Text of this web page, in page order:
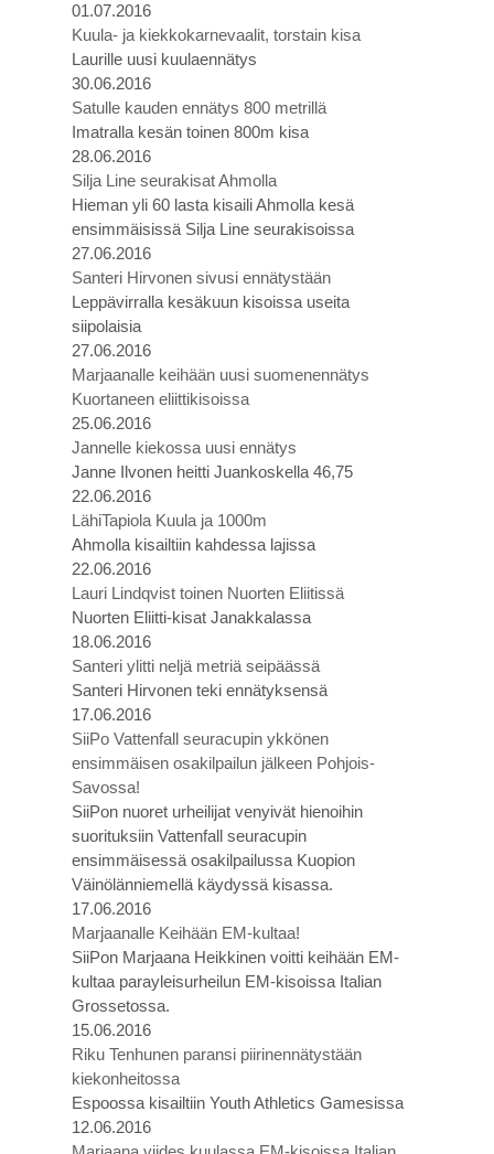
01.07.2016
Kuula- ja kiekkokarnevaalit, torstain kisa
Laurille uusi kuulaennätys
30.06.2016
Satulle kauden ennätys 800 metrillä
Imatralla kesän toinen 800m kisa
28.06.2016
Silja Line seurakisat Ahmolla
Hieman yli 60 lasta kisaili Ahmolla kesä
ensimmäisissä Silja Line seurakisoissa
27.06.2016
Santeri Hirvonen sivusi ennätystään
Leppävirralla kesäkuun kisoissa useita
siipolaisia
27.06.2016
Marjaanalle keihään uusi suomenennätys
Kuortaneen eliittikisoissa
25.06.2016
Jannelle kiekossa uusi ennätys
Janne Ilvonen heitti Juankoskella 46,75
22.06.2016
LähiTapiola Kuula ja 1000m
Ahmolla kisailtiin kahdessa lajissa
22.06.2016
Lauri Lindqvist toinen Nuorten Eliitissä
Nuorten Eliitti-kisat Janakkalassa
18.06.2016
Santeri ylitti neljä metriä seipäässä
Santeri Hirvonen teki ennätyksensä
17.06.2016
SiiPo Vattenfall seuracupin ykkönen
ensimmäisen osakilpailun jälkeen Pohjois-
Savossa!
SiiPon nuoret urheilijat venyivät hienoihin
suorituksiin Vattenfall seuracupin
ensimmäisessä osakilpailussa Kuopion
Väinölänniemellä käydyssä kisassa.
17.06.2016
Marjaanalle Keihään EM-kultaa!
SiiPon Marjaana Heikkinen voitti keihään EM-
kultaa parayleisurheilun EM-kisoissa Italian
Grossetossa.
15.06.2016
Riku Tenhunen paransi piirinennätystään
kiekonheitossa
Espoossa kisailtiin Youth Athletics Gamesissa
12.06.2016